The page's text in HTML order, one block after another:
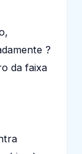
?
da faixa